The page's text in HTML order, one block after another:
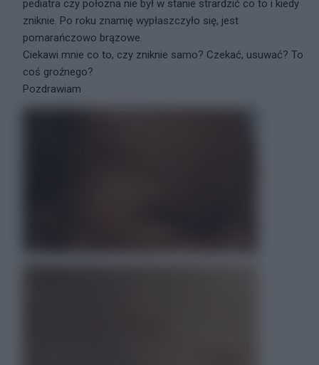
pediatra czy połozna nie był w stanie strardzić co to i kiedy
zniknie. Po roku znamię wypłaszczyło się, jest
pomarańczowo brązowe.
Ciekawi mnie co to, czy zniknie samo? Czekać, usuwać? To
coś groźnego?
Pozdrawiam